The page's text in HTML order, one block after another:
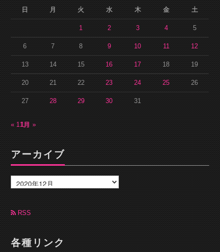
日
月 火 水 木 金 土
1 2 3 4 5
6 7 8 9 10 11 12
13 14 15 16 17 18 19
20 21 22 23 24 25 26
27 28 29 30 31
« 11月1月 »
アーカイブ
ー
カ
ブ RSS
各種リンク